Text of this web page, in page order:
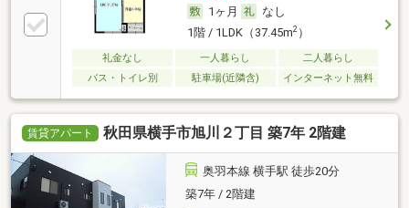
1ヶ月
なし
1階 / 1LDK（37.45m2）
礼金なし 一人暮らし
二人暮らし
バス・トイレ別
駐車場(近隣含) インターネット無料
賃貸アパート 秋田県横手市旭川２丁目 築7年 2階建
奥羽本線 横手駅 徒歩20分
築7年 / 2階建